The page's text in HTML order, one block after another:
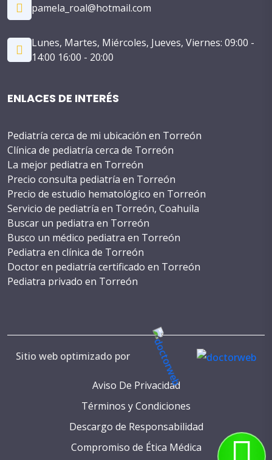
pamela_roal@hotmail.com
Lunes, Martes, Miércoles, Jueves, Viernes: 09:00 -
14:00 16:00 - 20:00
ENLACES DE INTERÉS
Pediatría cerca de mi ubicación en Torreón
Clínica de pediatría cerca de Torreón
La mejor pediatra en Torreón
Precio consulta pediatría en Torreón
Precio de estudio hematológico en Torreón
Servicio de pediatría en Torreón, Coahuila
Buscar un pediatra en Torreón
Busco un médico pediatra en Torreón
Pediatra en clínica de Torreón
Doctor en pediatría certificado en Torreón
Pediatra privado en Torreón
Teléfono de pediatra en Torreón
Consulta con pediatra en Torreón
Cita con pediatra en Torreón
Pediatria reconocida en Torreón
Pediatria especializada en Torreón
Pediatria para recién nacidos en Torreón
Médicos pediatras en Torreón
Atención pediátrica en Torreón
Sitio web optimizado por
Aviso De Privacidad
Términos y Condiciones
Descargo de Responsabilidad
Compromiso de Ética Médica